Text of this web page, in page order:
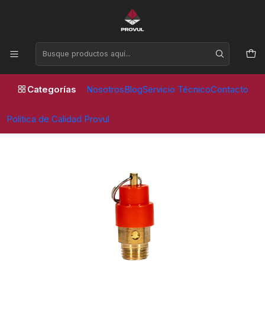
Categorías NosotrosBlogServicio TécnicoContacto
Política de Calidad Provul
Horario de atención Lunes a Viernes de 09:00 a 17:30 horas
Inicio Compresores